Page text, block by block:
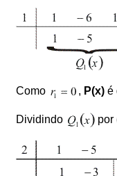
Como , P(x)é
Dividindo por